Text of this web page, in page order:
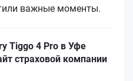
важные моменты.
Tiggo 4 Pro в Уфе
страховой компании